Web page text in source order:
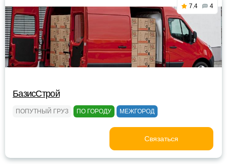
7.4 4
БазисСтрой
ПОПУТНЫЙ ГРУЗ ПО ГОРОДУ МЕЖГОРОД
Связаться